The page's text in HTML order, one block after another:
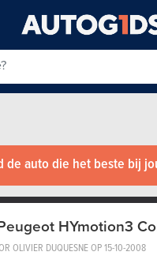
de auto die het beste bij
HYmotion3
OLIVIER DUQUESNE OP15-10-2008